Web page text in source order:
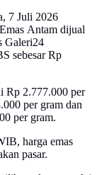
7 Juli 2026
Antam dijual
Galeri24
sebesar Rp
Rp 2.777.000 per
per gram dan
per gram.
harga emas
pasar.